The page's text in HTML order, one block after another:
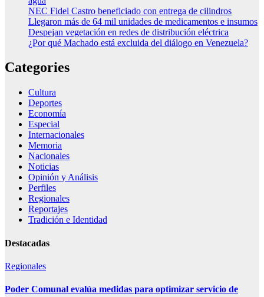
NEC Fidel Castro beneficiado con entrega de cilindros
Llegaron más de 64 mil unidades de medicamentos e insumos
Despejan vegetación en redes de distribución eléctrica
¿Por qué Machado está excluida del diálogo en Venezuela?
Categories
Cultura
Deportes
Economía
Especial
Internacionales
Memoria
Nacionales
Noticias
Opinión y Análisis
Perfiles
Regionales
Reportajes
Tradición e Identidad
Destacadas
Regionales
Poder Comunal evalúa medidas para optimizar servicio de